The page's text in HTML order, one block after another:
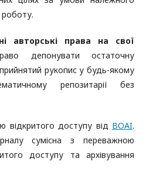
роботу.
авторські права на свої
депонувати остаточну
рукопис у будь-якому
репозитарії без
відкритого доступу від BOAI.
сумісна з переважною
доступу та архівування